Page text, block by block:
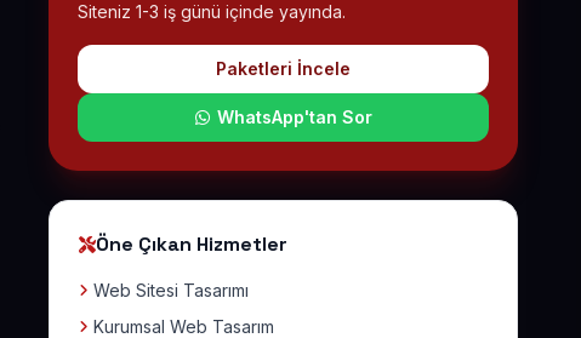
Siteniz 1-3 iş günü içinde yayında.
Paketleri İncele
WhatsApp'tan Sor
Öne Çıkan Hizmetler
Web Sitesi Tasarımı
Kurumsal Web Tasarım